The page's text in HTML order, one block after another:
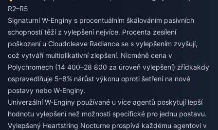
R2–R5
Signaturní W-Enginy s procentuálním škálováním pasivních
schopností těží z vylepšení nejvíce. Procenta zesílení
poškození u Cloudcleave Radiance se s vylepšením zvyšují,
což vytváří multiplikativní zlepšení. Nicméně cena v
Polychromech (14 400–28 800 za úroveň vylepšení) zřídkakdy
ospravedlňuje 5–8% nárůst výkonu oproti šetření na nové
postavy nebo W-Enginy.
Univerzální W-Enginy používané u více agentů poskytují lepší
hodnotu vylepšení než možnosti specifické pro jednu postavu.
Vylepšený Heartstring Nocturne prospívá každému agentovi v